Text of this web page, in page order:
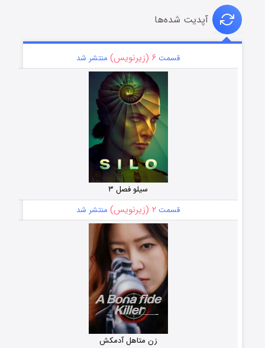
آپدیت شده‌ها
قسمت ۶ (زیرنویس) منتشر شد
سیلو فصل ۳
قسمت ۲ (زیرنویس) منتشر شد
زن متاهل آدمکش